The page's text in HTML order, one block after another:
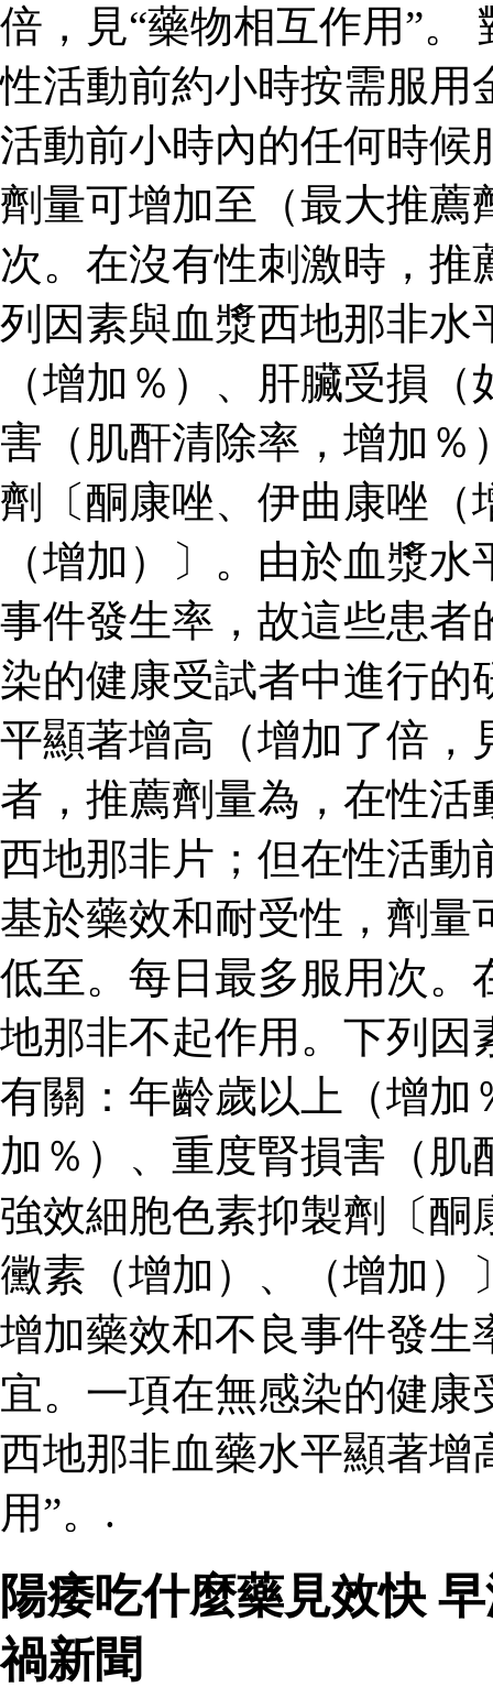
倍，見“藥物相互作用”。
性活動前約小時按需服用
活動前小時內的任何時候
劑量可增加至（最大推薦
次。在沒有性刺激時，
列因素與血漿西地那非水
（增加％）、肝臟受損
害（肌酐清除率，增加％
劑〔酮康唑、伊曲康唑（
（增加）〕。由於血漿
事件發生率，故這些患者
染的健康受試者中進行的
平顯著增高（增加了倍，
者，推薦劑量為，在性活
西地那非片；但在性活動
基於藥效和耐受性，劑量
低至。每日最多服用次。
地那非不起作用。下列因
有關：年齡歲以上（增加
加％）、重度腎損害（
強效細胞色素抑製劑〔酮
黴素（增加）、（增加）
增加藥效和不良事件發生
宜。一項在無感染的健
西地那非血藥水平顯著增
用”。.
陽痿吃什麼藥見效快
禍新聞